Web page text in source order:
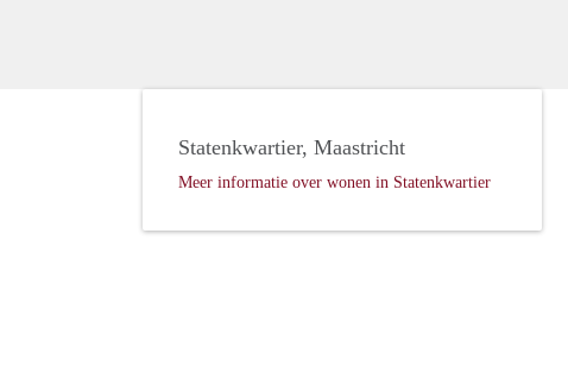
Statenkwartier, Maastricht
Meer informatie over wonen in Statenkwartier